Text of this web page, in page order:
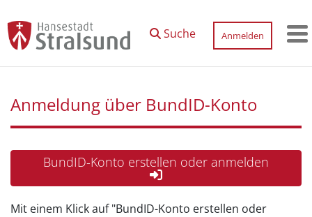
Suche
Anmelden
Anmeldung über BundID-Konto
Mit einem Klick auf "BundID-Konto erstellen oder